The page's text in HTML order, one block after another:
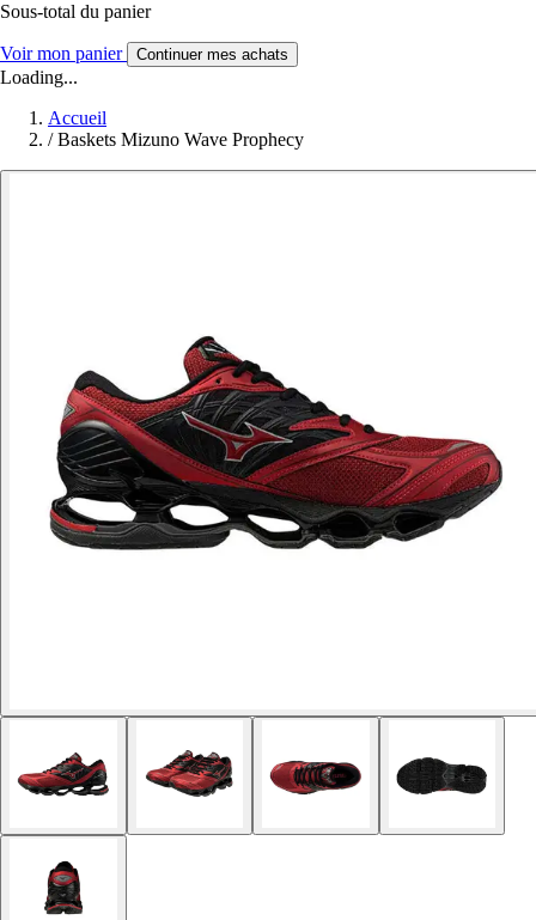
Sous-total du panier
Voir mon panier Continuer mes achats
Loading...
Accueil
/ Baskets Mizuno Wave Prophecy